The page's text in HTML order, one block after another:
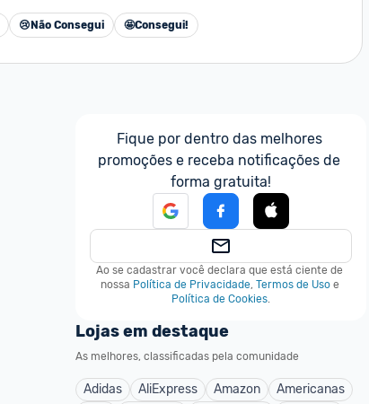
😢 Não Consegui 🤩Consegui!
Fique por dentro das melhores
promoções e receba notificações de
forma gratuita!
Ao se cadastrar você declara que está ciente de
nossa Política de Privacidade, Termos de Uso e
Política de Cookies.
Lojas em destaque
As melhores, classificadas pela comunidade
Adidas AliExpress Amazon
Americanas